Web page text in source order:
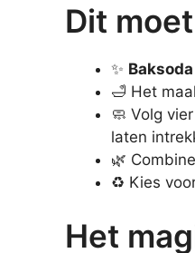
Dit
✨ Baksoda
🛁 Het
🧼 Volg
laten
🌿
♻️ Kies
Het